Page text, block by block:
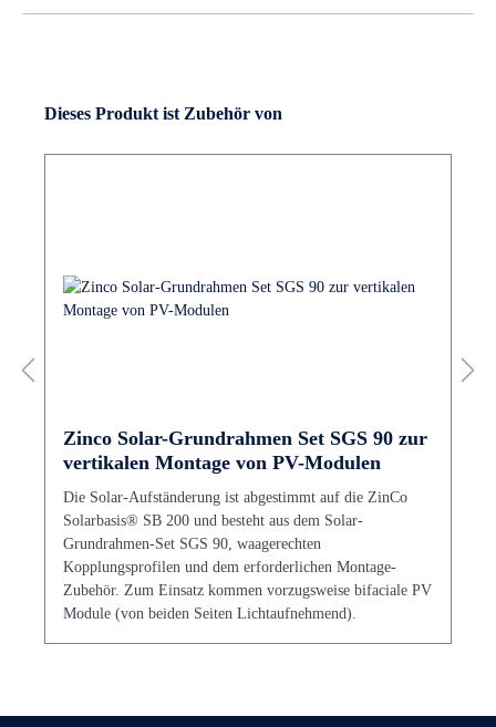
Dieses Produkt ist Zubehör von
Zinco Solar-Grundrahmen Set SGS 90 zur
vertikalen Montage von PV-Modulen
Die Solar-Aufständerung ist abgestimmt auf die ZinCo
Solarbasis® SB 200 und besteht aus dem Solar-
Grundrahmen-Set SGS 90, waagerechten
Kopplungsprofilen und dem erforderlichen Montage-
Zubehör. Zum Einsatz kommen vorzugsweise bifaciale PV
Module (von beiden Seiten Lichtaufnehmend).